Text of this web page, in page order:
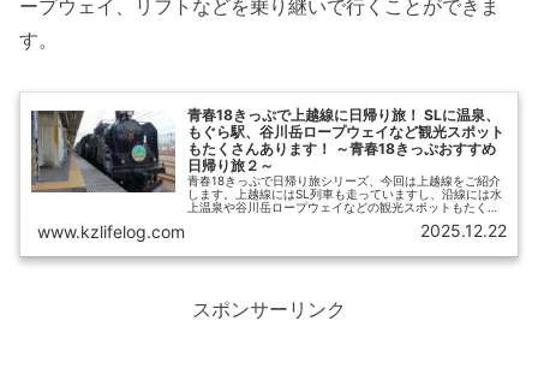
ープウェイ、リフトなどを乗り継いで行くことができま
す。
青春18きっぷで上越線に日帰り旅！ SLに温泉、
もぐら駅、谷川岳ロープウェイなど観光スポット
もたくさんあります！ ～青春18きっぷおすすめ
日帰り旅２～
青春18きっぷで日帰り旅シリーズ、今回は上越線をご紹介
します。上越線にはSL列車も走っていますし、沿線には水
上温泉や谷川岳ロープウェイなどの観光スポットもたくさ
して有名な土合駅もあり、鉄道好きにもおすすめです。
www.kzlifelog.com 2025.12.22
スポンサーリンク